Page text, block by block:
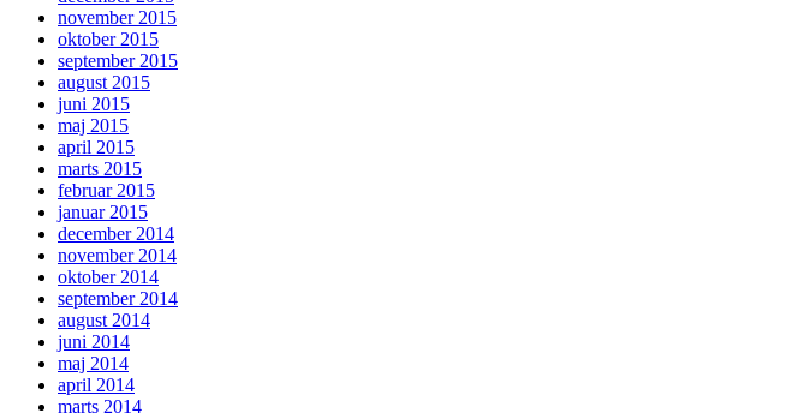
november 2015
oktober 2015
september 2015
august 2015
juni 2015
maj 2015
april 2015
marts 2015
februar 2015
januar 2015
december 2014
november 2014
oktober 2014
september 2014
august 2014
juni 2014
maj 2014
april 2014
marts 2014